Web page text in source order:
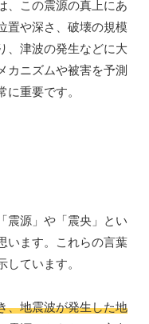
、この震源の真上にあ
置や深さ、破壊の規模
、津波の発生などに大
カニズムや被害を予測
重要です。
震源」や「震央」とい
います。これらの言葉
ています。
、地震波が発生した地